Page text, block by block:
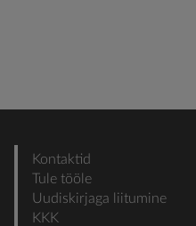
Kontaktid
Tule tööle
Uudiskirjaga liitumine
KKK